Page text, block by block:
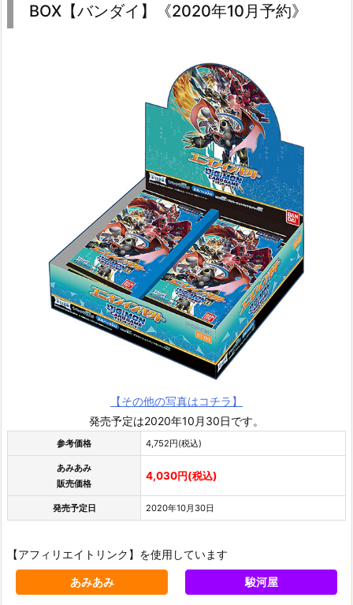
BOX【バンダイ】《2020年10月予約》
【その他の写真はコチラ】
発売予定は2020年10月30日です。
参考価格 4,752円(税込)
あみあみ
販売価格
4,030円(税込)
発売予定日 2020年10月30日
【アフィリエイトリンク】を使用しています
あみあみ 駿河屋